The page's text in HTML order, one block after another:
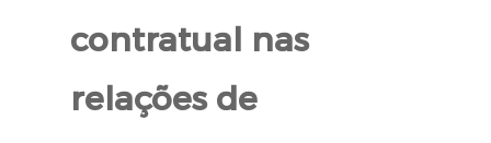
contratual nas
relações de